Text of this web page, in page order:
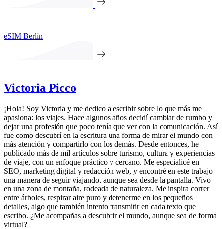
eSIM Berlín
Victoria Picco
¡Hola! Soy Victoria y me dedico a escribir sobre lo que más me
apasiona: los viajes. Hace algunos años decidí cambiar de rumbo y
dejar una profesión que poco tenía que ver con la comunicación. Así
fue como descubrí en la escritura una forma de mirar el mundo con
más atención y compartirlo con los demás. Desde entonces, he
publicado más de mil artículos sobre turismo, cultura y experiencias
de viaje, con un enfoque práctico y cercano. Me especialicé en
SEO, marketing digital y redacción web, y encontré en este trabajo
una manera de seguir viajando, aunque sea desde la pantalla. Vivo
en una zona de montaña, rodeada de naturaleza. Me inspira correr
entre árboles, respirar aire puro y detenerme en los pequeños
detalles, algo que también intento transmitir en cada texto que
escribo. ¿Me acompañas a descubrir el mundo, aunque sea de forma
virtual?